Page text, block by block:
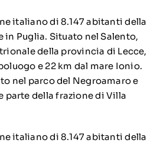
italiano di 8.147 abitanti della
in Puglia. Situato nel Salento,
della provincia di Lecce,
e 22 km dal mare Ionio.
nel parco del Negroamaro e
parte della frazione di Villa
italiano di 8.147 abitanti della